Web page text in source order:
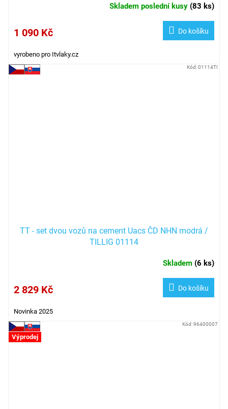
Skladem poslední kusy (83 ks)
1 090 Kč Do košíku
vyrobeno pro Itvlaky.cz
TT - set dvou vozů na cement Uacs ČD NHN modrá /
TILLIG 01114
Skladem (6 ks)
2 829 Kč Do košíku
Novinka 2025
Kód:01114TI
Výprodej
Kód:96400007